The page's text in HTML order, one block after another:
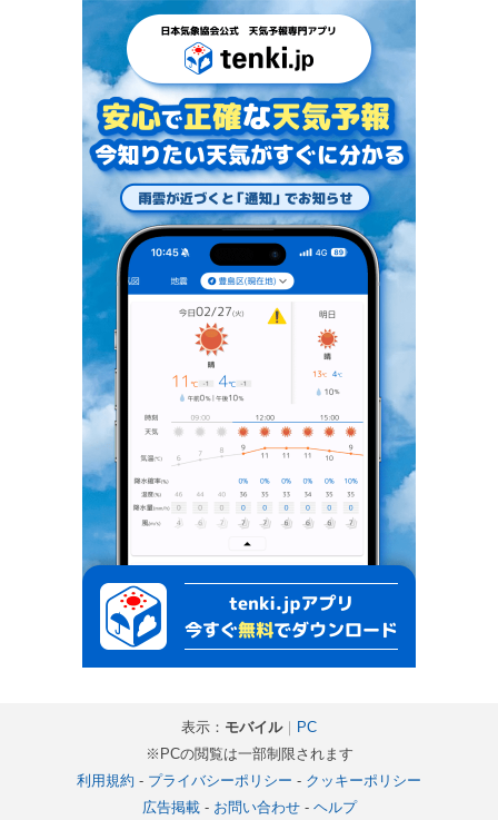
表示： モバイル｜ PC
※PCの閲覧は一部制限されます
利用規約 - プライバシーポリシー - クッキーポリシー
広告掲載- お問い合わせ- ヘルプ